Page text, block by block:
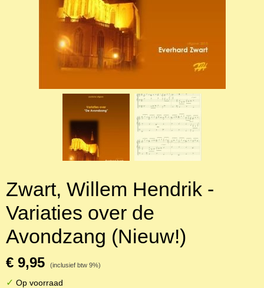
Zwart, Willem Hendrik -
Variaties over de
Avondzang (Nieuw!)
€ 9,95 (inclusief btw 9%)
✓ Op voorraad